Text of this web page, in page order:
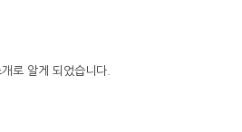
로 알게 되었습니다.